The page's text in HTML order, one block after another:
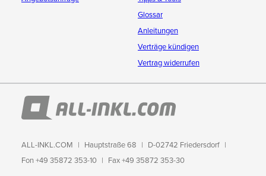
Glossar
Anleitungen
Verträge kündigen
Vertrag widerrufen
ALL-INKL.COM Hauptstraße 68
D-02742 Friedersdorf
Fon +49 35872 353-10
Fax +49 35872 353-30